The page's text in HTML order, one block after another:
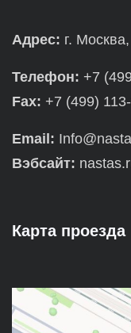
Адрес: г.
Телефон: +7
Fax: +7 (499)
Email:
Вэбсайт:
Карта проезда